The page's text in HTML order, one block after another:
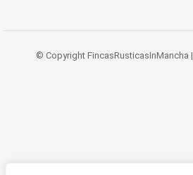
© Copyright FincasRusticasInMancha |